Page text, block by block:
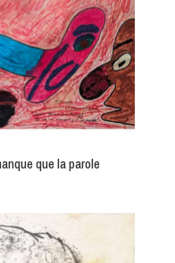
que la parole